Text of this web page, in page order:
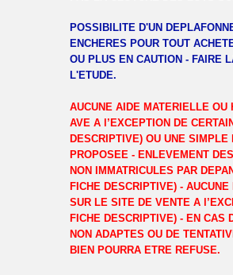
POSSIBILITE D'UN
ENCHERES POUR TOUT
OU PLUS EN CAUTION - FAIRE
L'ETUDE.
AUCUNE AIDE MATERIELLE OU
AVE A l’EXCEPTION DE
DESCRIPTIVE) OU UNE
PROPOSEE - ENLEVEMENT
NON IMMATRICULES PAR
FICHE DESCRIPTIVE) -
SUR LE SITE DE VENTE A
FICHE DESCRIPTIVE) - EN CAS
NON ADAPTES OU DE
BIEN POURRA ETRE REFUSE.